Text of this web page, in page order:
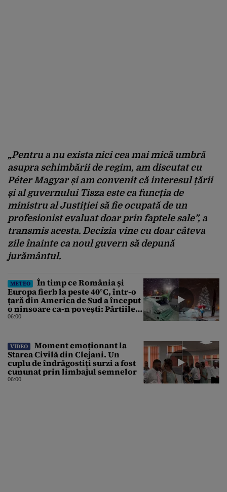
„Pentru a nu exista nici cea mai mică umbră
asupra schimbării de regim, am discutat cu
Péter Magyar și am convenit că interesul țării
și al guvernului Tisza este ca funcția de
ministru al Justiției să fie ocupată de un
profesionist evaluat doar prin faptele sale”, a
transmis acesta. Decizia vine cu doar câteva
zile înainte ca noul guvern să depună
jurământul.
METEO
În timp ce România și
Europa fierb la peste 40°C, într-o
țară din America de Sud a început
o ninsoare ca-n povești: Pârtiile
s-au umplut de schiori
06:00
VIDEO
Moment emoționant la
Starea Civilă din Clejani. Un
cuplu de îndrăgostiți surzi a fost
cununat prin limbajul semnelor
06:00